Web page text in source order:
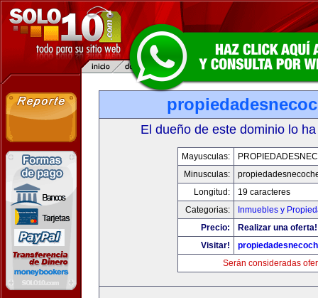
El dueño de este dominio lo
Mayusculas:
Minusculas:
Longitud:
19 caracteres
Categorias:
Inmuebles y
Precio:
Realizar una oferta!
Visitar!
Serán consideradas